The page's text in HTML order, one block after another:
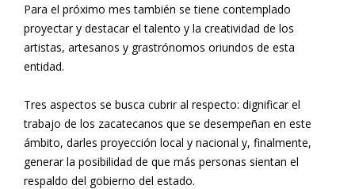
Para el próximo mes también se tiene contemplado
proyectar y destacar el talento y la creatividad de los
artistas, artesanos y grastrónomos oriundos de esta
entidad.
Tres aspectos se busca cubrir al respecto: dignificar el
trabajo de los zacatecanos que se desempeñan en este
ámbito, darles proyección local y nacional y, finalmente,
generar la posibilidad de que más personas sientan el
respaldo del gobierno del estado.